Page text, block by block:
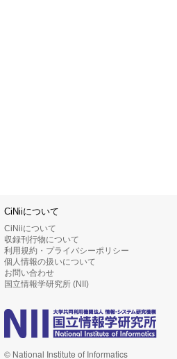
CiNiiについて
CiNiiについて
収録刊行物について
利用規約・プライバシーポリシー
個人情報の扱いについて
お問い合わせ
国立情報学研究所 (NII)
© National Institute of Informatics